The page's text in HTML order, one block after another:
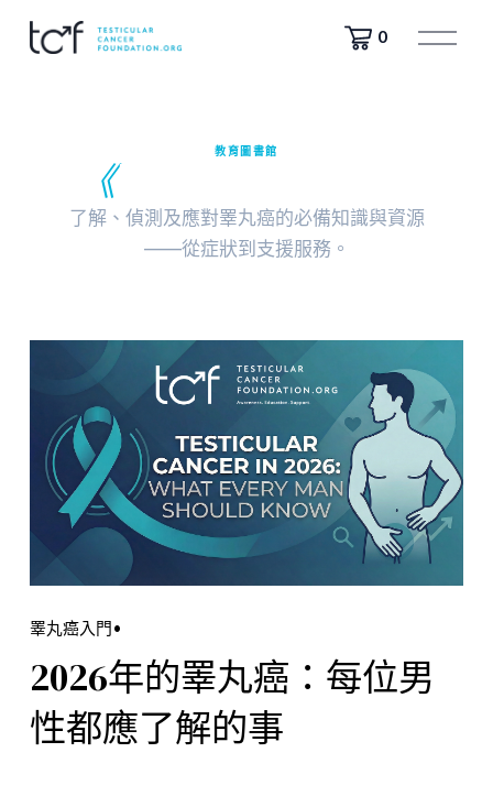
0
開
教育圖書館
《睪丸癌入門指南》
了解、偵測及應對睪丸癌的必備知識與資源
——從症狀到支援服務。
睪丸癌入門
2026年的睪丸癌：每位男
性都應了解的事